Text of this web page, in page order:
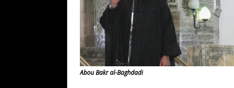
Abou Bakr al-Baghdadi